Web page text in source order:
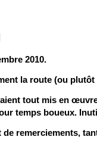
2010.
la route (ou
tout mis en
temps boueux.
remerciements,